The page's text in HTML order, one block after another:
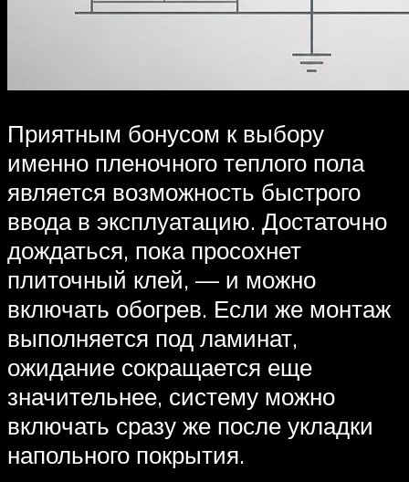
Приятным бонусом к выбору
именно пленочного теплого пола
является возможность быстрого
ввода в эксплуатацию. Достаточно
дождаться, пока просохнет
плиточный клей, — и можно
включать обогрев. Если же монтаж
выполняется под ламинат,
ожидание сокращается еще
значительнее, систему можно
включать сразу же после укладки
напольного покрытия.